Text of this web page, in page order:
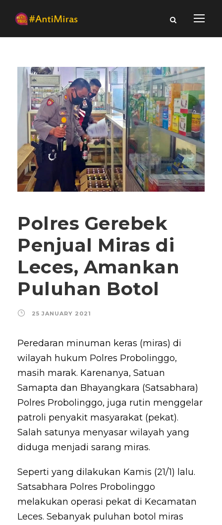
Polres Gerebek
Penjual Miras di
Leces, Amankan
Puluhan Botol
25 JANUARY 2021
Peredaran minuman keras (miras) di
wilayah hukum Polres Probolinggo,
masih marak. Karenanya, Satuan
Samapta dan Bhayangkara (Satsabhara)
Polres Probolinggo, juga rutin menggelar
patroli penyakit masyarakat (pekat).
Salah satunya menyasar wilayah yang
diduga menjadi sarang miras.
Seperti yang dilakukan Kamis (21/1) lalu.
Satsabhara Polres Probolinggo
melakukan operasi pekat di Kecamatan
Leces. Sebanyak puluhan botol miras